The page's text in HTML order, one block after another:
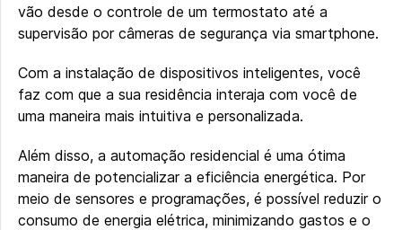
vão desde o controle de um termostato até a
supervisão por câmeras de segurança via smartphone.
Com a instalação de dispositivos inteligentes, você
faz com que a sua residência interaja com você de
uma maneira mais intuitiva e personalizada.
Além disso, a automação residencial é uma ótima
maneira de potencializar a eficiência energética. Por
meio de sensores e programações, é possível reduzir o
consumo de energia elétrica, minimizando gastos e o